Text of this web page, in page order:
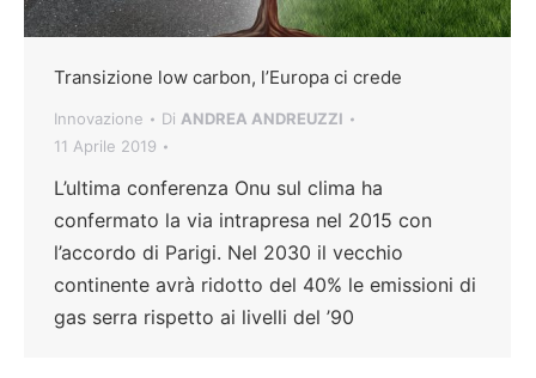
Transizione low carbon, l’Europa ci crede
Innovazione Di ANDREA ANDREUZZI
11 Aprile 2019
L’ultima conferenza Onu sul clima ha
confermato la via intrapresa nel 2015 con
l’accordo di Parigi. Nel 2030 il vecchio
continente avrà ridotto del 40% le emissioni di
gas serra rispetto ai livelli del ’90